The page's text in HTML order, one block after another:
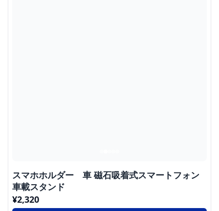
スマホホルダー 車 磁石吸着式スマートフォン
車載スタンド
¥2,320